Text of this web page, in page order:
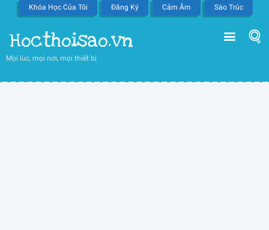
Khóa Học Của Tôi Đăng Ký Cảm Âm Sáo Trúc
Hocthoisao.vn
Mọi lúc, mọi nơi, mọi thiết bị